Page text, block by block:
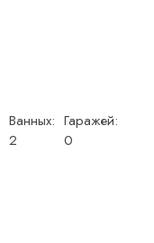
Ванных:
2
Гаражей:
0